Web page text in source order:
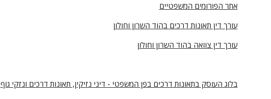
אתר הפורומים המשפטיים
עורך דין תאונות דרכים בהוד השרון וחולון
עורך דין צוואה בהוד השרון וחולון
בלוג העוסק בתאונות דרכים בפן המשפטי - דיני נזיקין, תאונות דרכים ונזקי גוף